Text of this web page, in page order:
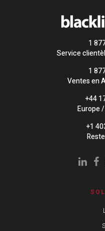
1
Service
1
Ventes en
+44
Europe
+1